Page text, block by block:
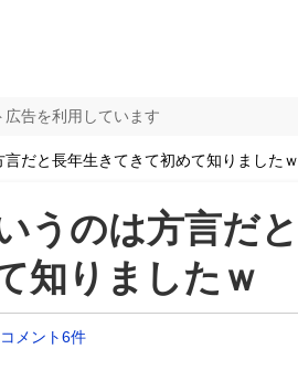
告を利用しています
だと長年生きてきて初めて知りましたｗ
うのは方言だと
知りましたｗ
コメント6件